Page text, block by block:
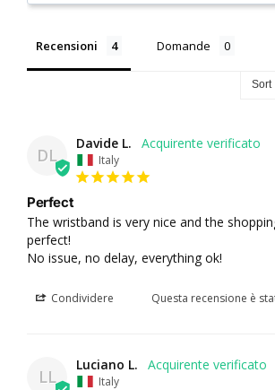
Recensioni Domande
DL
Davide L.
Italy
Perfect
The wristband is very nice and the
perfect!
No issue, no delay, everything ok!
Condividere Questa recensione è
LL
Luciano L.
Italy